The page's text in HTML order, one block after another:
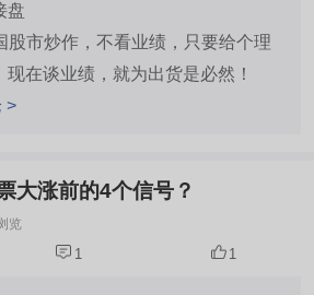
盘
股市炒作，不看业绩，只要给个理
在谈业绩，就为出货是必然！
>
大涨前的4个信号？
览
1 1